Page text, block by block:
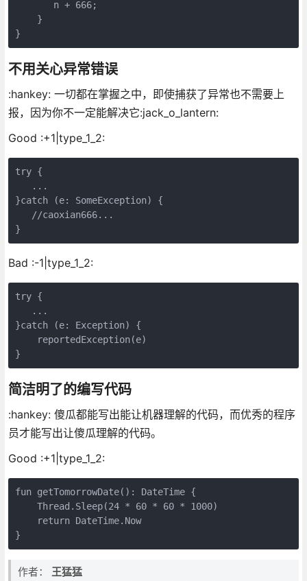
       n + 666;
    }
不用关心异常错误
:hankey: 一切都在掌握之中，即使捕获了异常也不需要上
报，因为你不一定能解决它:jack_o_lantern:
Good :+1|type_1_2:
try {
   ...
}catch (e: SomeException) {
   //caoxian666...
Bad :-1|type_1_2:
try {
   ...
}catch (e: Exception) {
    reportedException(e)
简洁明了的编写代码
:hankey: 傻瓜都能写出能让机器理解的代码，而优秀的程序
员才能写出让傻瓜理解的代码。
Good :+1|type_1_2:
fun getTomorrowDate(): DateTime {
    Thread.Sleep(24 * 60 * 60 * 1000)
    return DateTime.Now
作者： 王猛猛